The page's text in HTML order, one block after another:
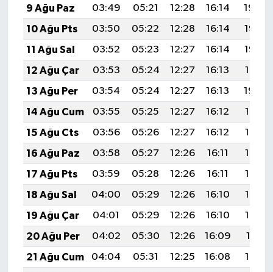
9 Ağu Paz
03:49 05:21 12:28 16:14
19:24
10 Ağu Pts
03:50 05:22 12:28 16:14
19:23
11 Ağu Sal
03:52 05:23 12:27 16:14
19:22
12 Ağu Çar
03:53 05:24 12:27 16:13
19:21
13 Ağu Per
03:54 05:24 12:27 16:13
19:20
14 Ağu Cum
03:55 05:25 12:27 16:12
19:18
15 Ağu Cts
03:56 05:26 12:27 16:12
19:17
16 Ağu Paz
03:58 05:27 12:26 16:11
19:16
17 Ağu Pts
03:59 05:28 12:26 16:11
19:15
18 Ağu Sal
04:00 05:29 12:26 16:10
19:13
19 Ağu Çar
04:01 05:29 12:26 16:10
19:12
20 Ağu Per
04:02 05:30 12:26 16:09
19:11
21 Ağu Cum
04:04 05:31 12:25 16:08
19:10